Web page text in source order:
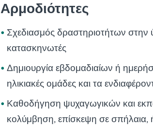
Αρμοδιότητες
Σχεδιασμός δραστηριοτήτων
κατασκηνωτές
Δημιουργία εβδομαδιαίων ή
ηλικιακές ομάδες και τα
Καθοδήγηση ψυχαγωγικών και
κολύμβηση, επίσκεψη σε σπήλαια, ή